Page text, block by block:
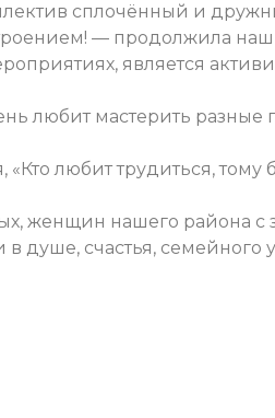
сплочённый и
— продолжила наш
является
любит мастерить разные
любит трудиться, тому
женщин нашего района с
душе, счастья, семейного